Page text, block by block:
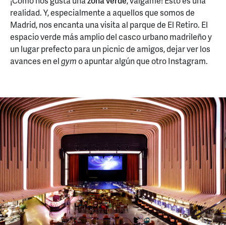
realidad. Y, especialmente a aquellos que somos de
Madrid, nos encanta una visita al parque de El Retiro. El
espacio verde más amplio del casco urbano madrileño y
un lugar prefecto para un picnic de amigos, dejar ver los
avances en elgymo apuntar algún que otro Instagram.